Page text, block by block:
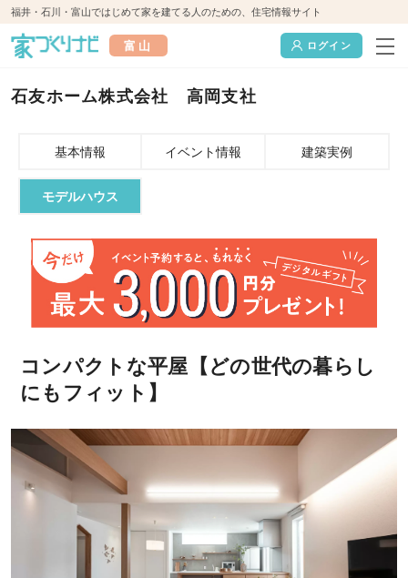
福井・石川・富山ではじめて家を建てる人のための、住宅情報サイト
富山 ログイン
石友ホーム株式会社 高岡支社
基本情報 イベント情報 建築実例
モデルハウス
コンパクトな平屋【どの世代の暮らし
にもフィット】